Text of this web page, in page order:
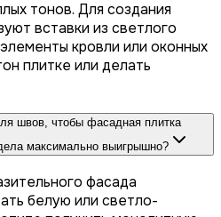
тонов. Для создания
вставки из светлого
кровли или оконных
плитке или делать
швов, чтобы фасадная плитка
максимально выигрышно?
фасада
белую или светло-